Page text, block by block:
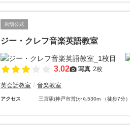
店舗公式
ジー・クレフ音楽英語教室
3.02 写真 2枚
英会話教室 音楽教室
アクセス 三宮駅(神戸市営)から530m （徒歩7分）